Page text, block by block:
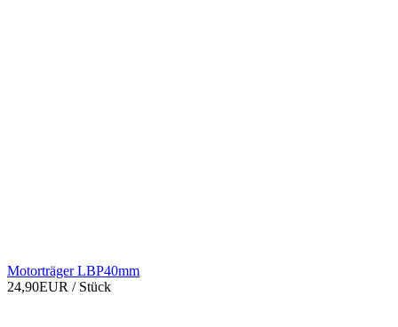
Motorträger LBP40mm
24,90EUR / Stück